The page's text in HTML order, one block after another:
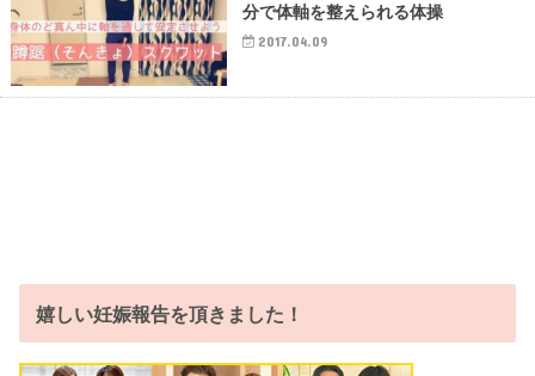
分で体軸を整えられる体操
2017.04.09
嬉しい妊娠報告を頂きました！